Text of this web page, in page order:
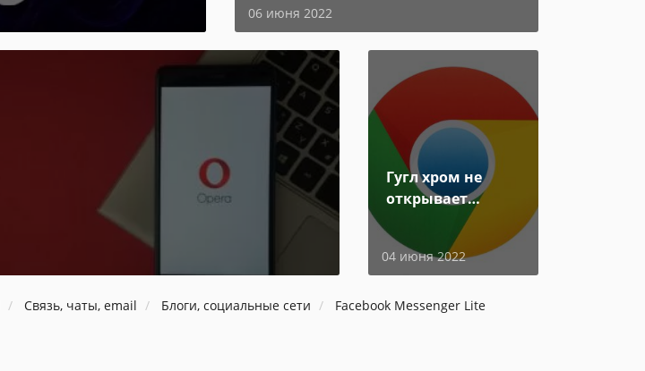
06 июня 2022
Гугл хром не
открывает
04 июня 2022
Связь, чаты, email Блоги, социальные сети Facebook Messenger Lite